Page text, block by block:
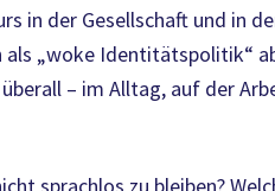
in der Gesellschaft und in
als „woke Identitätspolitik“
– im Alltag, auf der